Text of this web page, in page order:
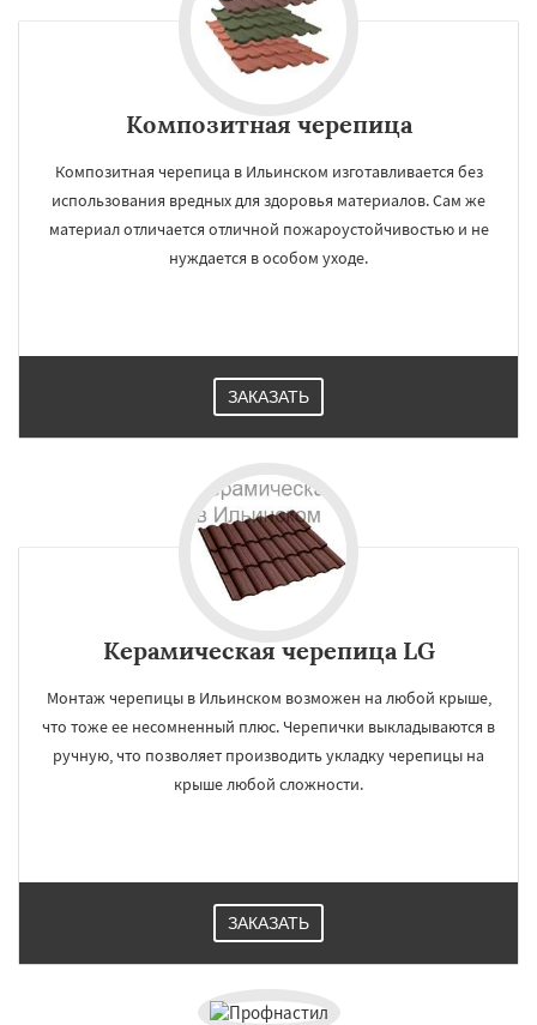
Композитная черепица
Композитная черепица в Ильинском изготавливается без
использования вредных для здоровья материалов. Сам же
материал отличается отличной пожароустойчивостью и не
нуждается в особом уходе.
ЗАКАЗАТЬ
Керамическая черепица LG
Монтаж черепицы в Ильинском возможен на любой крыше,
что тоже ее несомненный плюс. Черепички выкладываются в
ручную, что позволяет производить укладку черепицы на
крыше любой сложности.
ЗАКАЗАТЬ